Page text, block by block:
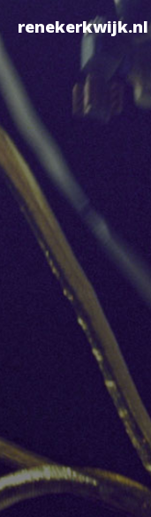
renekerkwijk.nl